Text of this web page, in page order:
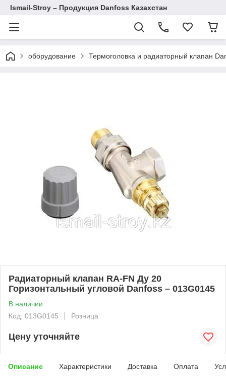
Ismail-Stroy – Продукция Danfoss Казахстан
оборудование Термоголовка и радиаторный клапан
Радиаторный клапан RA-FN Ду 20
Горизонтальный угловой Danfoss – 013G0145
В наличии
Код: 013G0145
Розница
Цену уточняйте
Описание Характеристики Доставка Оплата